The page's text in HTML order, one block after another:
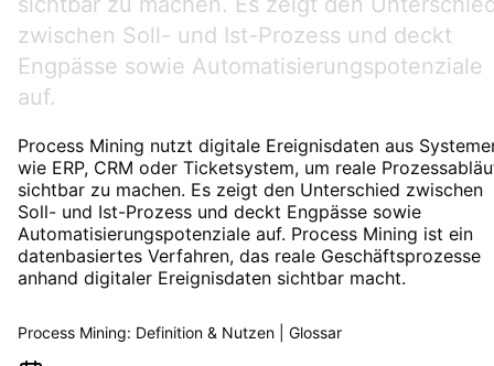
zwischen Soll- und Ist-Prozess und deckt
Engpässe sowie Automatisierungspotenziale
auf.
Process Mining nutzt digitale Ereignisdaten aus
wie ERP, CRM oder Ticketsystem, um reale
sichtbar zu machen. Es zeigt den Unterschied zwischen
Soll- und Ist-Prozess und deckt Engpässe sowie
Automatisierungspotenziale auf. Process Mining ist ein
datenbasiertes Verfahren, das reale Geschäftsprozesse
anhand digitaler Ereignisdaten sichtbar macht.
Process Mining: Definition & Nutzen | Glossar